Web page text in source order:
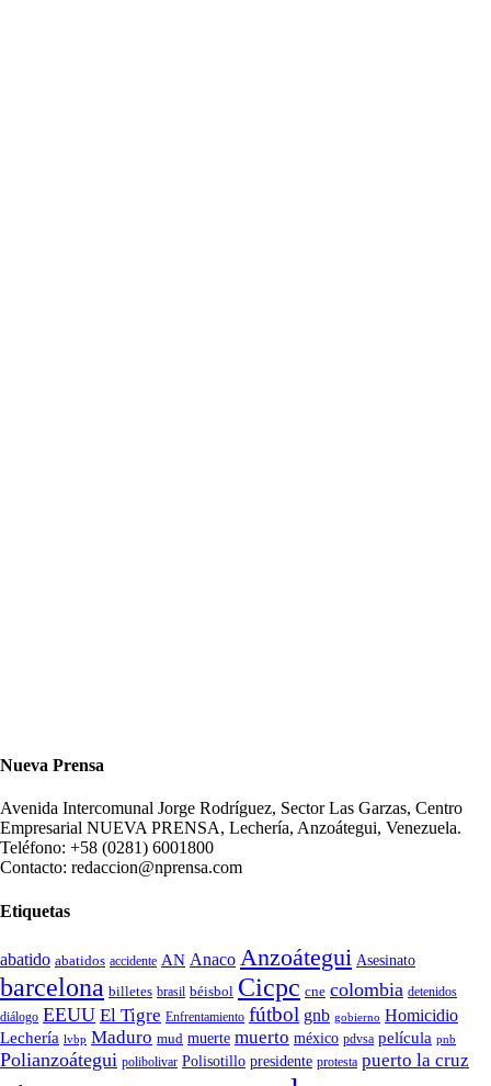
Nueva Prensa
Avenida Intercomunal Jorge Rodríguez, Sector Las Garzas, Centro
Empresarial NUEVA PRENSA, Lechería, Anzoátegui, Venezuela.
Teléfono: +58 (0281) 6001800
Contacto: redaccion@nprensa.com
Etiquetas
abatido abatidos accidente AN Anaco Anzoátegui Asesinato
barcelona billetes brasil béisbol Cicpc cne colombia detenidos
diálogo EEUU El Tigre Enfrentamiento fútbol gnb gobierno Homicidio
Lechería lvbp Maduro mud muerte muerto méxico pdvsa película pnb
Polianzoátegui polibolivar Polisotillo presidente protesta puerto la cruz